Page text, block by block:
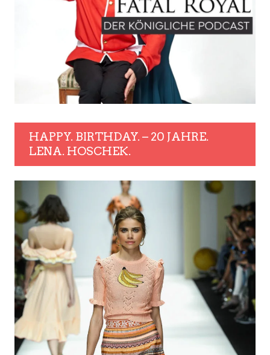
HAPPY. BIRTHDAY. – 20 JAHRE.
LENA. HOSCHEK.